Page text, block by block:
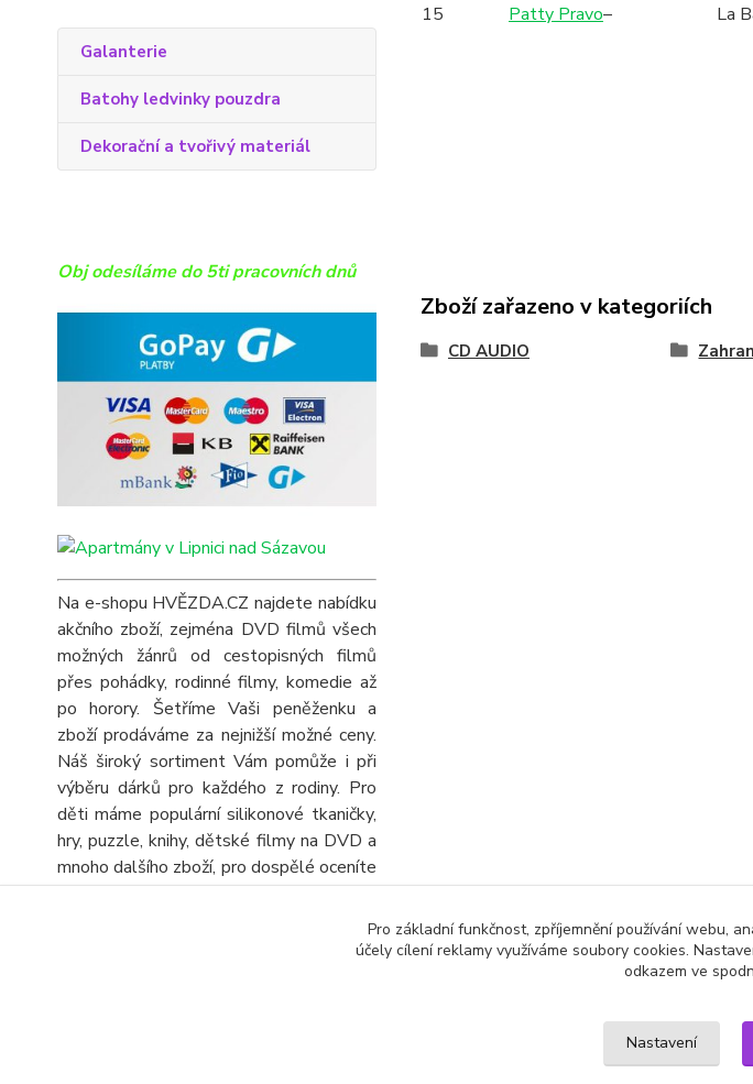
Galanterie
Batohy ledvinky pouzdra
Dekorační a tvořivý materiál
Obj odesíláme do 5ti pracovních dnů
Na e-shopu HVĚZDA.CZ najdete nabídku
akčního zboží, zejména DVD filmů všech
možných žánrů od cestopisných filmů
přes pohádky, rodinné filmy, komedie až
po horory. Šetříme Vaši peněženku a
zboží prodáváme za nejnižší možné ceny.
Náš široký sortiment Vám pomůže i při
výběru dárků pro každého z rodiny. Pro
děti máme populární silikonové tkaničky,
hry, puzzle, knihy, dětské filmy na DVD a
mnoho dalšího zboží, pro dospělé oceníte
velký výběr knih, DVD filmů, turistických
map a automap a seniory potěšíme
obrovskou nabídkou různých křížovek a
15
Patty Pravo– La
Zboží zařazeno v kategoriích
CD AUDIO
Pro základní funkčnost, zpříjemnění používání webu,
účely cílení reklamy využíváme soubory cookies.
odkazem ve
Nastavení